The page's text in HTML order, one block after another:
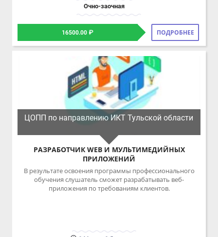
ЦОПП по направлению ИКТ Тульской области
ПРИЛОЖЕНИЙ
В результате освоения программы профессионального
обучения слушатель сможет разрабатывать веб-
приложения по требованиям клиентов.
144 часа 1.5 месяцев
Очно-заочная
16500.00 ₽ ПОДРОБНЕЕ